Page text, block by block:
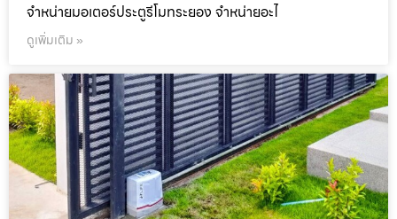
จำหน่ายมอเตอร์ประตูรีโมทระยอง จำหน่ายอะไ
ดูเพิ่มเติม »